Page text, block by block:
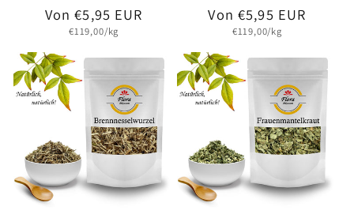
Normaler
Preis
Von €5,95 EUR
Grundpreis
€119,00/kg
Normaler
Preis
Von €5,95 EUR
Grundpreis
€119,00/kg